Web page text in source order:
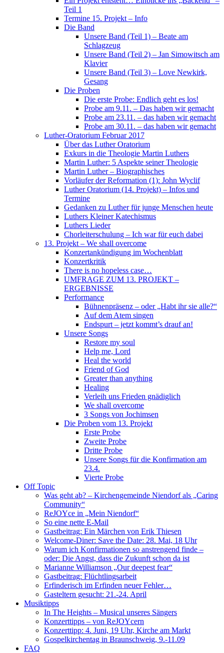
Teil 1
Termine 15. Projekt – Info
Die Band
Unsere Band (Teil 1) – Beate am
Schlagzeug
Unsere Band (Teil 2) – Jan Simowitsch am
Klavier
Unsere Band (Teil 3) – Love Newkirk,
Gesang
Die Proben
Die erste Probe: Endlich geht es los!
Probe am 9.11. – Das haben wir gemacht
Probe am 23.11. – das haben wir gemacht
Probe am 30.11. – das haben wir gemacht
Luther-Oratorium Februar 2017
Über das Luther Oratorium
Exkurs in die Theologie Martin Luthers
Martin Luther: 5 Aspekte seiner Theologie
Martin Luther – Biographisches
Vorläufer der Reformation (1): John Wyclif
Luther Oratorium (14. Projekt) – Infos und
Termine
Gedanken zu Luther für junge Menschen heute
Luthers Kleiner Katechismus
Luthers Lieder
Chorleiterschulung – Ich war für euch dabei
13. Projekt – We shall overcome
Konzertankündigung im Wochenblatt
Konzertkritik
There is no hopeless case…
UMFRAGE ZUM 13. PROJEKT –
ERGEBNISSE
Performance
Bühnenpräsenz – oder „Habt ihr sie alle?“
Auf dem Atem singen
Endspurt – jetzt kommt’s drauf an!
Unsere Songs
Restore my soul
Help me, Lord
Heal the world
Friend of God
Greater than anything
Healing
Verleih uns Frieden gnädiglich
We shall overcome
3 Songs von Jochimsen
Die Proben vom 13. Projekt
Erste Probe
Zweite Probe
Dritte Probe
Unsere Songs für die Konfirmation am
23.4.
Vierte Probe
Off Topic
Was geht ab? – Kirchengemeinde Niendorf als „Caring
Community“
ReJOYce in „Mein Niendorf“
So eine nette E-Mail
Gastbeitrag: Ein Märchen von Erik Thiesen
Welcome-Diner: Save the Date: 28. Mai, 18 Uhr
Warum ich Konfirmationen so anstrengend finde –
oder: Die Angst, dass die Zukunft schon da ist
Marianne Williamson „Our deepest fear“
Gastbeitrag: Flüchtlingsarbeit
Erfinderisch im Erfinden neuer Fehler…
Gasteltern gesucht: 21.-24. April
Musiktipps
In The Heights – Musical unseres Sängers
Konzerttipps – von ReJOYcern
Konzerttipp: 4. Juni, 19 Uhr, Kirche am Markt
Gospelkirchentag in Braunschweig, 9.-11.09
FAQ